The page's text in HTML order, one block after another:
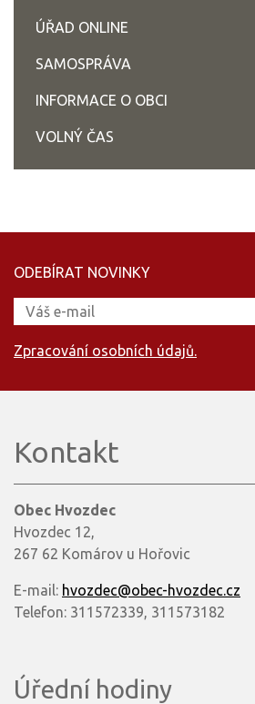
ÚŘAD ONLINE
SAMOSPRÁVA
INFORMACE O OBCI
VOLNÝ ČAS
ODEBÍRAT NOVINKY
Zpracování osobních údajů.
Kontakt
Obec Hvozdec
Hvozdec 12,
267 62 Komárov u Hořovic
E-mail: hvozdec@obec-hvozdec.cz
Telefon: 311572339, 311573182
Úřední hodiny